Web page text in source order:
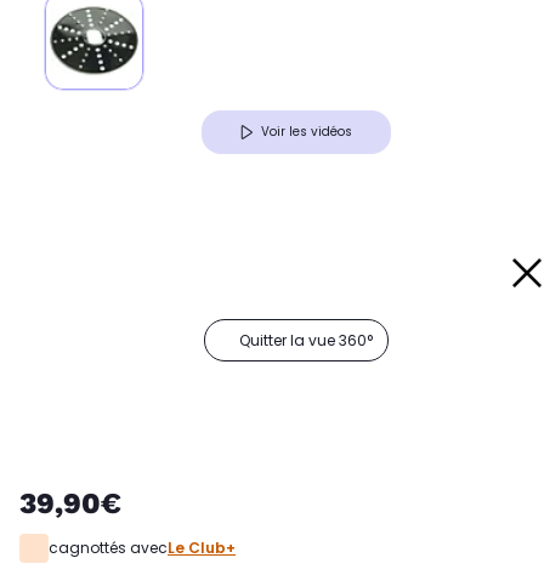
Voir les vidéos
Quitter la vue 360°
39,90€
cagnottés avecLe Club+